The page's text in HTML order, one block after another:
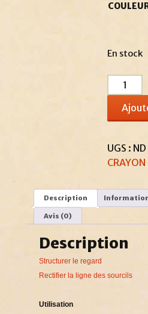
En stock
quantité
de
Crayon
à
UGS : ND
Description
Avis (0)
Description
Structurer le regard
Rectifier la ligne des sourcils
Utilisation